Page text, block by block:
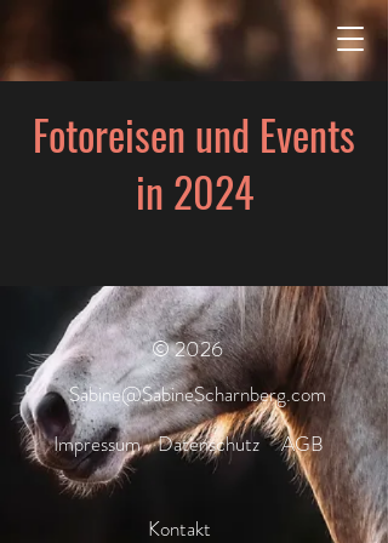
Fotoreisen und Events
in 2024
© 2026
Sabine@SabineScharnberg.com
Impressum Datenschutz AGB
Kontakt